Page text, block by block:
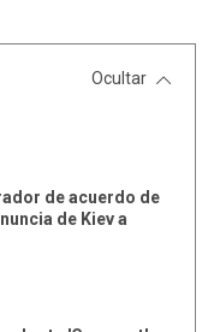
Ocultar
de acuerdo de
de Kiev a